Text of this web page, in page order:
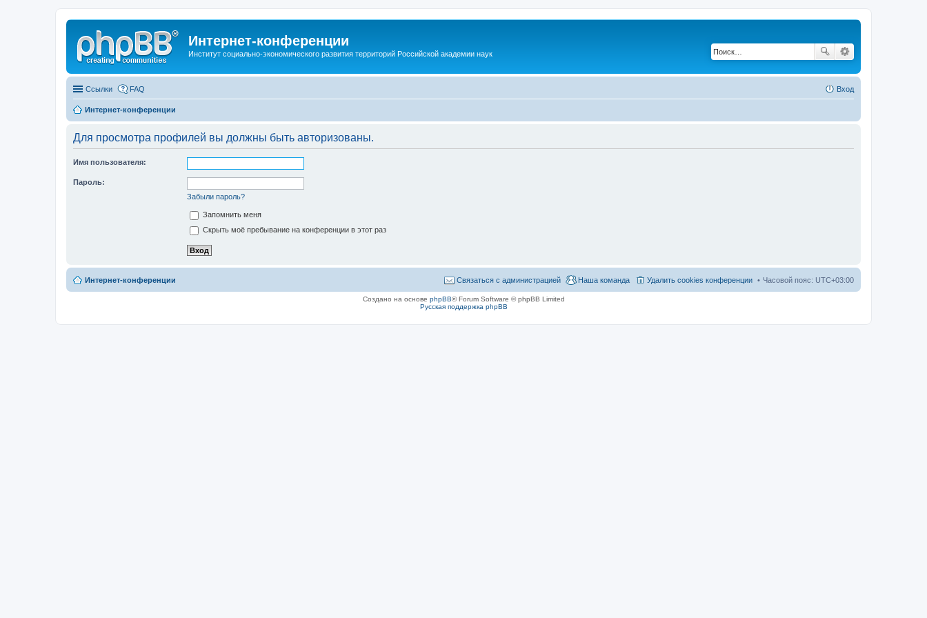
Интернет-конференции
Институт социально-экономического развития территорий Российской академии наук
Ссылки FAQ Вход
Интернет-конференции
Для просмотра профилей вы должны быть авторизованы.
Имя пользователя:
Пароль:
Забыли пароль?
Запомнить меня
Скрыть моё пребывание на конференции в этот раз
Интернет-конференции Часовой пояс: UTC+03:00
Удалить cookies конференции
Наша команда
Связаться с администрацией
Создано на основе phpBB® Forum Software © phpBB Limited
Русская поддержка phpBB